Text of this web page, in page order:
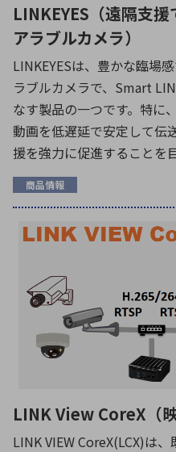
LINKEYES（遠隔支
アラブルカメラ）
LINKEYESは、豊かな臨場
ラブルカメラで、Smart
なす製品の一つです。特に
動画を低遅延で安定して伝
援を強力に促進することを
商品情報
LINK View CoreX（
LINK VIEW CoreX(LCX)は